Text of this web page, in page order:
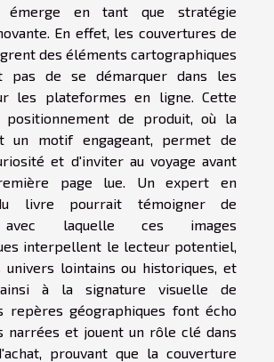
émerge en tant que stratégie
En effet, les couvertures de
des éléments cartographiques
pas de se démarquer dans les
les plateformes en ligne. Cette
positionnement de produit, où la
un motif engageant, permet de
et d'inviter au voyage avant
page lue. Un expert en
livre pourrait témoigner de
avec laquelle ces images
interpellent le lecteur potentiel,
univers lointains ou historiques, et
à la signature visuelle de
repères géographiques font écho
narrées et jouent un rôle clé dans
prouvant que la couverture